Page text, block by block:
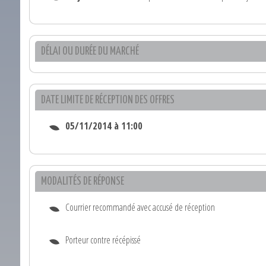
DÉLAI OU DURÉE DU MARCHÉ
DATE LIMITE DE RÉCEPTION DES OFFRES
05/11/2014 à 11:00
MODALITÉS DE RÉPONSE
Courrier recommandé avec accusé de réception
Porteur contre récépissé